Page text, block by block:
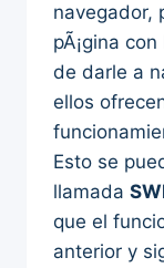
navegador,
pÃ¡gina
de darle a
ellos
Esto se
llamada
que el
anterior y